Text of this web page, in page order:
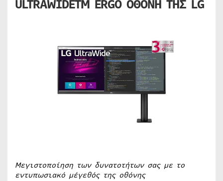
ULTRAWIDETM ERGO ΟΘΟΝΗ ΤΗΣ LG
Μεγιστοποίηση των δυνατοτήτων σας με το
εντυπωσιακό μέγεθός της οθόνης